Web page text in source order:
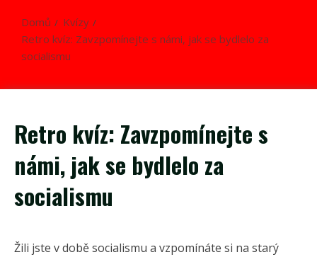
Domů
Kvízy
Retro kvíz: Zavzpomínejte s námi, jak se bydlelo za
socialismu
Retro kvíz: Zavzpomínejte s
námi, jak se bydlelo za
socialismu
Žili jste v době socialismu a vzpomínáte si na starý